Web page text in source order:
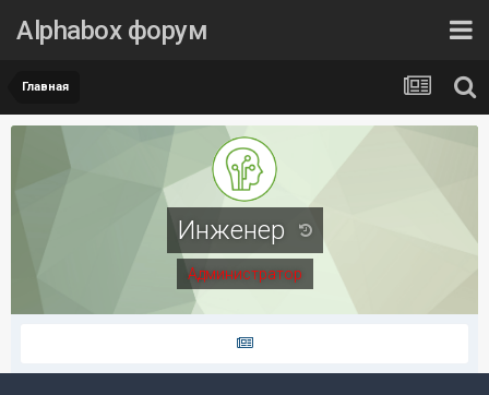
Alphabox форум
Главная
Инженер
Администратор